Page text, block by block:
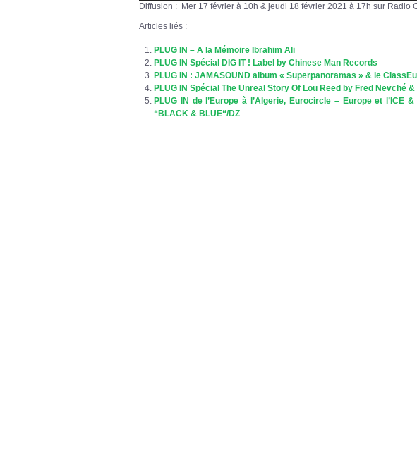
Diffusion : Mer 17 février à 10h & jeudi 18 février 2021 à 17h sur Radio
Articles liés :
PLUG IN – A la Mémoire Ibrahim Ali
PLUG IN Spécial DIG IT ! Label by Chinese Man Records
PLUG IN : JAMASOUND album « Superpanoramas » & le
PLUG IN Spécial The Unreal Story Of Lou Reed by Fred Nevché
PLUG IN de l’Europe à l’Algerie, Eurocircle – Europe et l’ICE
“BLACK & BLUE“/DZ